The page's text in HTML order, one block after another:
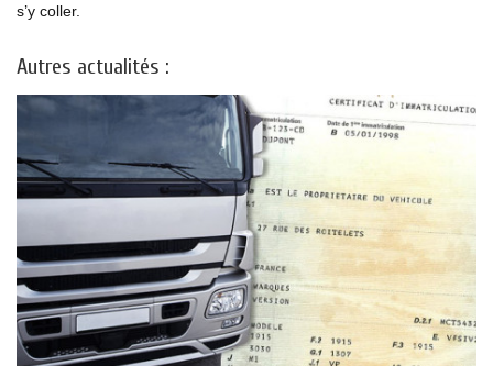
s’y coller.
Autres actualités :